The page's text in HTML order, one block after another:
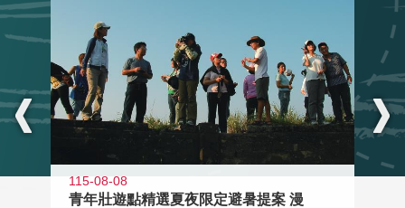
115-08-08
青年壯遊點精選夏夜限定避暑提案 漫